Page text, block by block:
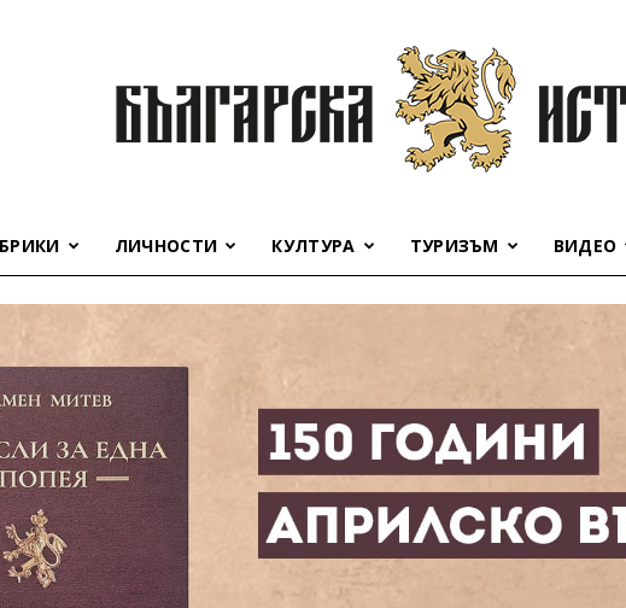
история
ЛИЧНОСТИ КУЛТУРА ТУРИЗЪМ ВИДЕО